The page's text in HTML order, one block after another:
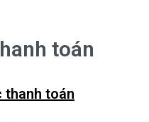
toán
thanh toán